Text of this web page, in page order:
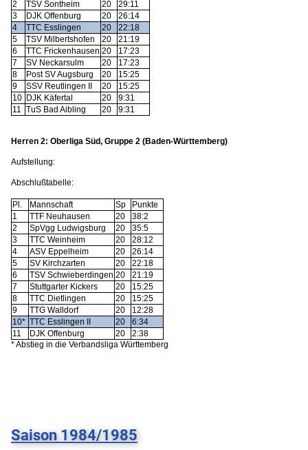
2 TSV Sontheim 20
29:11
3
DJK Offenburg 20
26:14
4
TTC Esslingen 20
22:18
5
TSV Milbertshofen 20
21:19
6
TTC Frickenhausen 20
17:23
7
SV Neckarsulm 20
17:23
8
Post SV Augsburg 20
15:25
9
SSV Reutlingen II 20
15:25
10 DJK Käfertal 20
9:31
11 TuS Bad Aibling 20 9:31
Herren 2: Oberliga Süd, Gruppe 2 (Baden-Württemberg)
Aufstellung:
Abschlußtabelle:
Pl. Mannschaft Sp
Punkte
1
TTF Neuhausen 20
38:2
2
SpVgg Ludwigsburg 20
35:5
3
TTC Weinheim 20
28:12
4
ASV Eppelheim 20
26:14
5
SV Kirchzarten 20
22:18
6
TSV Schwieberdingen 20
21:19
7
Stuttgarter Kickers 20
15:25
8
TTC Dietlingen 20
15:25
9
TTG Walldorf 20
12:28
10* TTC Esslingen II 20
6:34
11
DJK Offenburg 20
2:38
* Abstieg in die Verbandsliga Württemberg
Saison 1984/1985